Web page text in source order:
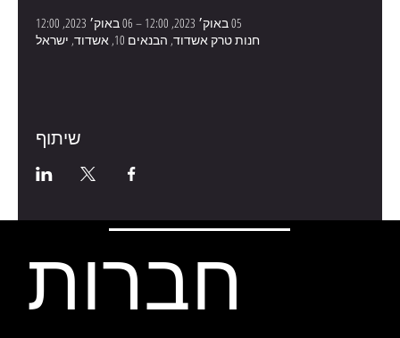
05 באוק׳ 2023, 12:00 – 06 באוק׳ 2023, 12:00
חנות טרק אשדוד, הבנאים 10, אשדוד, ישראל
שיתוף
חברות